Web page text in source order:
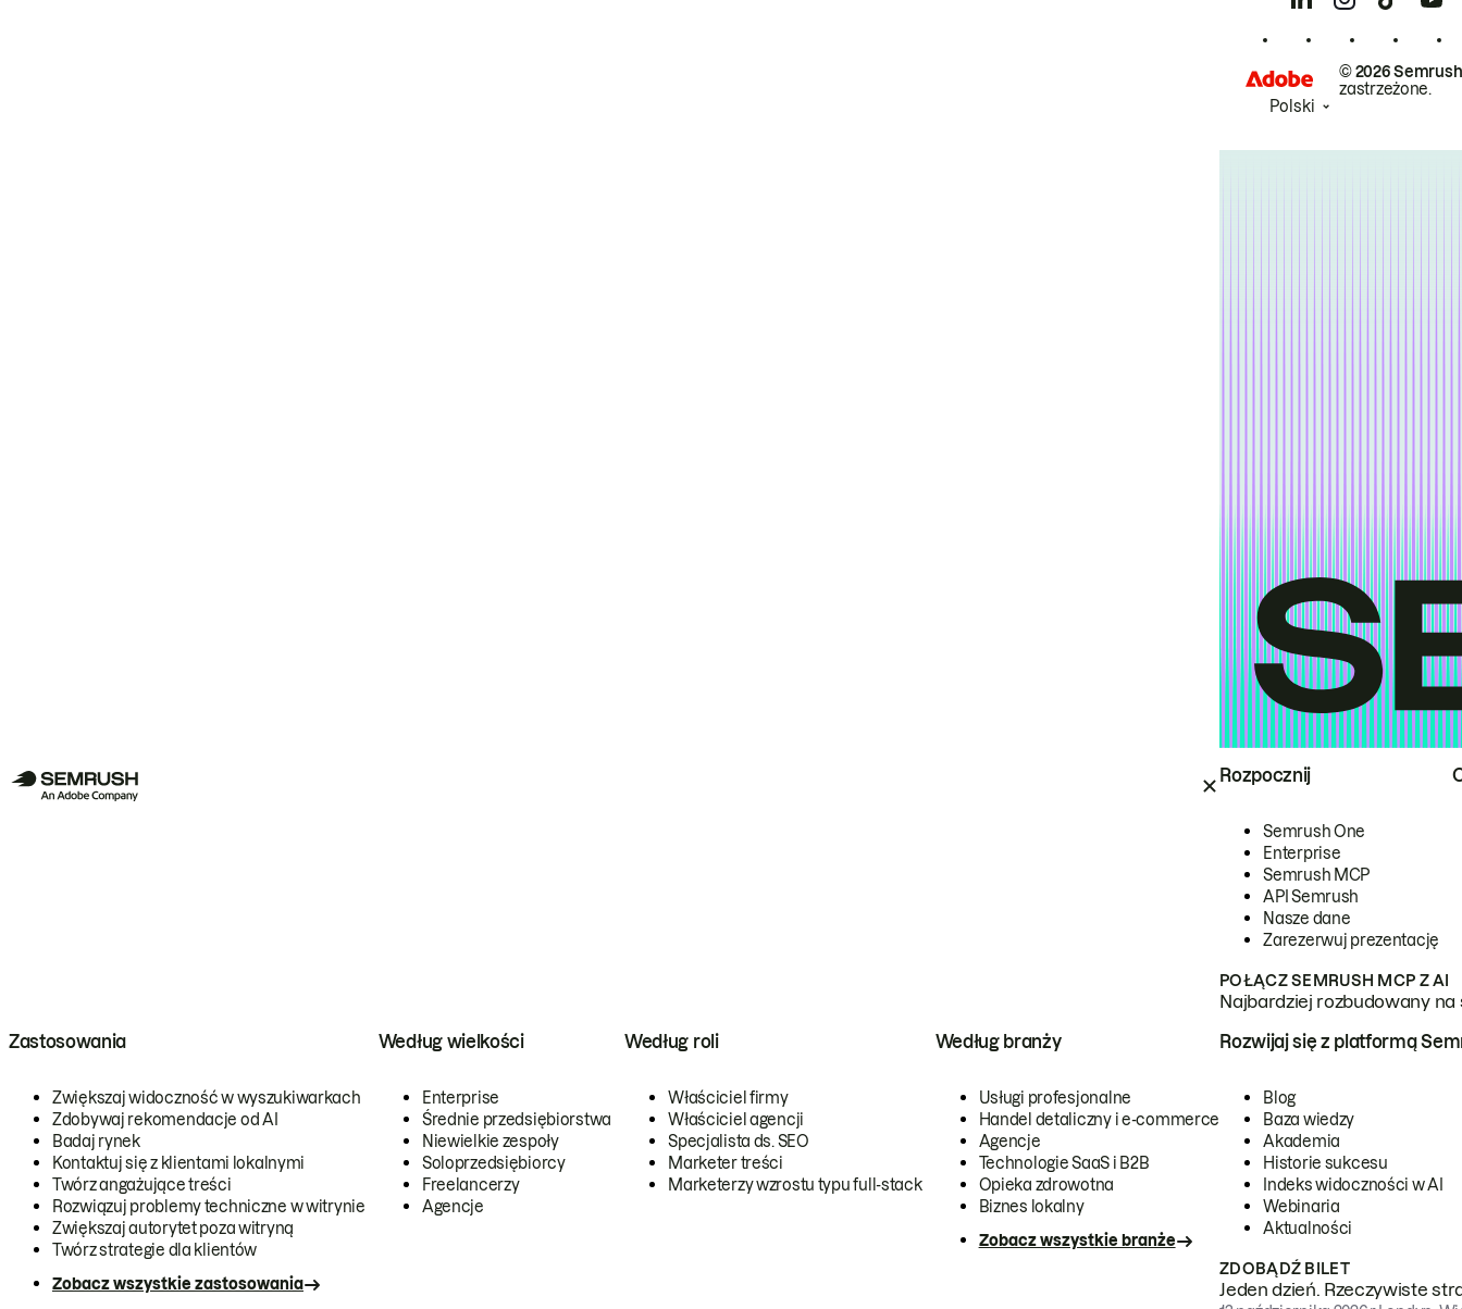
Rozpocznij
Semrush One
Enterprise
Semrush MCP
API Semrush
Nasze dane
Zarezerwuj prezentację
POŁĄCZ SEMRUSH MCP Z AI
Najbardziej rozbudowany
Zastosowania
Zwiększaj widoczność w wyszukiwarkach
Zdobywaj rekomendacje od AI
Badaj rynek
Kontaktuj się z klientami lokalnymi
Twórz angażujące treści
Rozwiązuj problemy techniczne w witrynie
Zwiększaj autorytet poza witryną
Twórz strategie dla klientów
Zobacz wszystkie zastosowania
Według wielkości
Enterprise
Średnie przedsiębiorstwa
Niewielkie zespoły
Soloprzedsiębiorcy
Freelancerzy
Agencje
Według roli
Właściciel firmy
Właściciel agencji
Specjalista ds. SEO
Marketer treści
Marketerzy wzrostu typu full-stack
Według branży
Usługi profesjonalne
Handel detaliczny i e-commerce
Agencje
Technologie SaaS i B2B
Opieka zdrowotna
Biznes lokalny
Zobacz wszystkie branże
Rozwijaj się z platformą
Blog
Baza wiedzy
Akademia
Historie sukcesu
Indeks widoczności w AI
Webinaria
Aktualności
ZDOBĄDŹ BILET
Jeden dzień. Rzeczywiste
© 2026
zastrzeżone.
Polski